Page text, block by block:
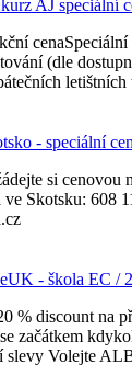
AJ speciální
(dle
- speciální
si cenovou
Skotsku: 608
- škola EC /
% discount na
začátkem
slevy Volejte